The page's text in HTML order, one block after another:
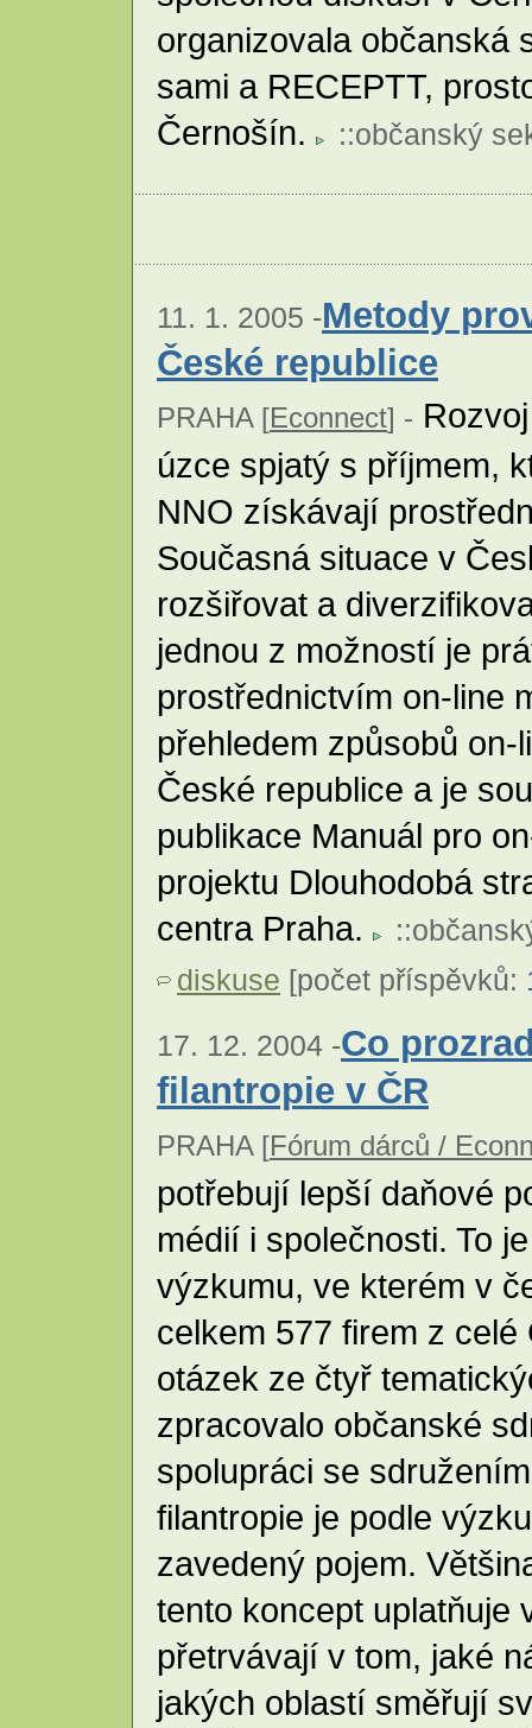
organizovala občanská
sami a RECEPTT,
Černošín.
::občanský
11. 1. 2005 -Metody
České republice
PRAHA [Econnect] -
úzce spjatý s příjmem,
NNO získávají
Současná situace v
rozšiřovat a
jednou z možností je
prostřednictvím on-line
přehledem způsobů
České republice a je
publikace Manuál pro
projektu Dlouhodobá
centra Praha.
::
diskuse [počet příspěvků:
17. 12. 2004 -Co
filantropie v ČR
PRAHA [Fórum dárců /
potřebují lepší daňové
médií i společnosti. To
výzkumu, ve kterém v
celkem 577 firem z
otázek ze čtyř
zpracovalo občanské
spolupráci se
filantropie je podle
zavedený pojem.
tento koncept uplatňuje
přetrvávají v tom, jaké
jakých oblastí směřují